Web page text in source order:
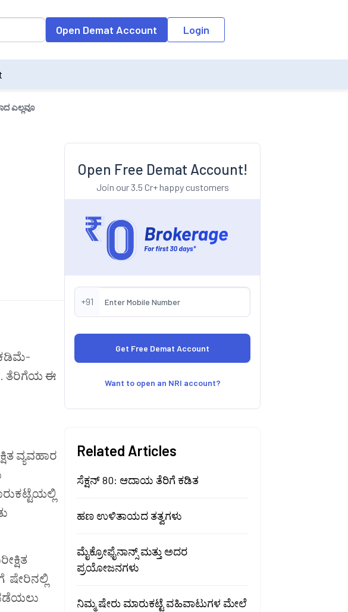
entering data into the input field, the suggestion list will be updated as per the
Open Demat Account Login
ಎಲ್ಲವೂ
ಕಡಿಮೆ-
ತೆರಿಗೆಯ ಈ
ವ್ಯವಹಾರ
Open Free Demat Account!
Join our 3.5 Cr+ happy customers
+91
Want to open an NRI account?
Related Articles
ಸೆಕ್ಷನ್ 80: ಆದಾಯ ತೆರಿಗೆ ಕಡಿತ
ಹಣ ಉಳಿತಾಯದ ತತ್ವಗಳು
ಮೈಕ್ರೋಫೈನಾನ್ಸ್ ಮತ್ತು ಅದರ
ಪ್ರಯೋಜನಗಳು
ನಿಮ್ಮ ಷೇರು ಮಾರುಕಟ್ಟೆ ವಹಿವಾಟುಗಳ ಮೇಲೆ